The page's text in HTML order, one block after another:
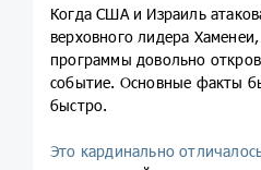
Когда США и Израиль
верховного лидера
программы довольно
событие. Основные факты
быстро.
Это кардинально